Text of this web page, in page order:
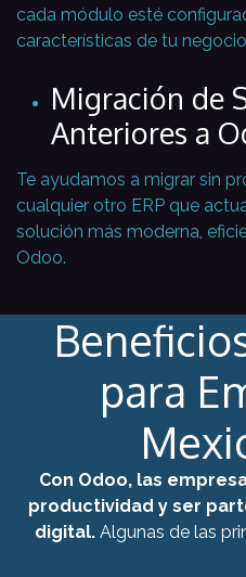
cada módulo esté
características de tu
Migración de
Anteriores a
Te ayudamos a migrar sin
cualquier otro ERP que
solución más moderna,
Odoo.
para
Con Odoo, las
productividad y ser
digital.Algunas de las